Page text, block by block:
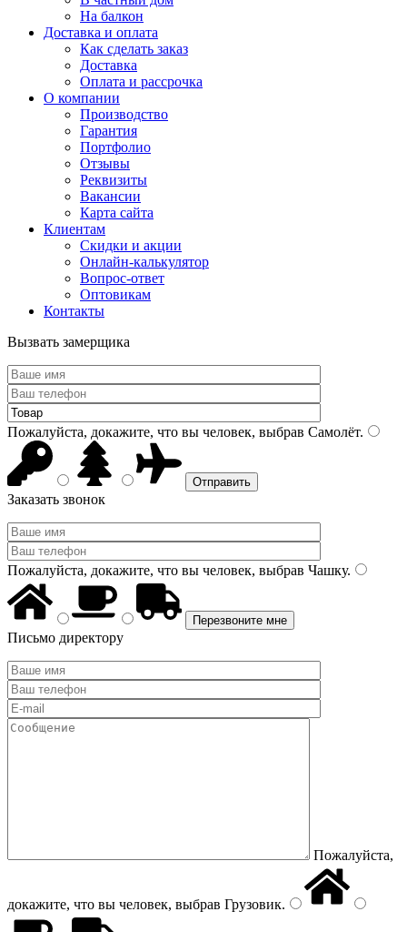
На балкон
Доставка и оплата
Как сделать заказ
Доставка
Оплата и рассрочка
О компании
Производство
Гарантия
Портфолио
Отзывы
Реквизиты
Вакансии
Карта сайта
Клиентам
Скидки и акции
Онлайн-калькулятор
Вопрос-ответ
Оптовикам
Контакты
Вызвать замерщика
Пожалуйста, докажите, что вы человек, выбрав Самолёт.
Заказать звонок
Пожалуйста, докажите, что вы человек, выбрав Чашку.
Письмо директору
Пожалуйста,
докажите, что вы человек, выбрав Грузовик.